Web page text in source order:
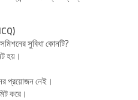
সুবিধা কোনটি?
হয়।
প্রয়োজন নেই।
করে।